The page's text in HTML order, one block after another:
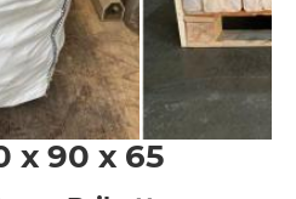
x 90 x 65